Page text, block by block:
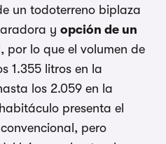
un todoterreno biplaza
y opción de un
, por lo que el volumen de
1.355 litros en la
los 2.059 en la
presenta el
pero